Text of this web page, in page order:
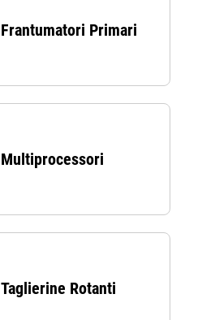
Frantumatori Primari
Multiprocessori
Taglierine Rotanti